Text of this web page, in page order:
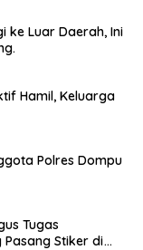
ke Luar Daerah, Ini
Hamil, Keluarga
Polres Dompu
Tugas
Pasang Stiker di